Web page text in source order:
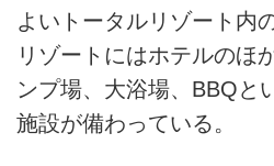
よいトータルリゾート内
リゾートにはホテルのほ
ンプ場、大浴場、BBQと
施設が備わっている。